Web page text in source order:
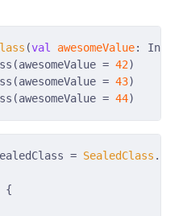
(val awesomeValue
= 42
= 43
= 44
= SealedClass